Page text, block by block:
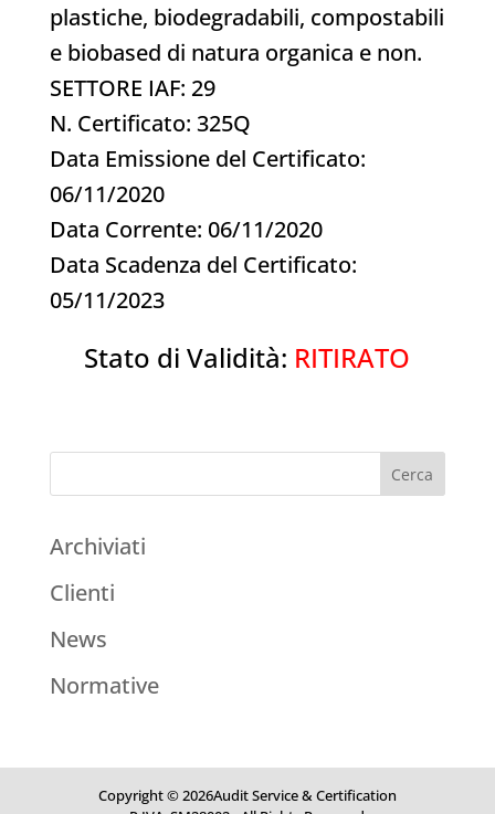
plastiche, biodegradabili, compostabili
e biobased di natura organica e non.
SETTORE IAF: 29
N. Certificato: 325Q
Data Emissione del Certificato:
06/11/2020
Data Corrente: 06/11/2020
Data Scadenza del Certificato:
05/11/2023
Stato di Validità: RITIRATO
Archiviati
Clienti
News
Normative
Copyright © 2026Audit Service & Certification